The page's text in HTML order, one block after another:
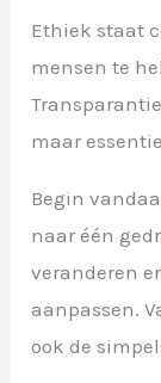
Ethiek staat
mensen te
maar
Begin
naar één
veranderen
aanpassen.
ook de